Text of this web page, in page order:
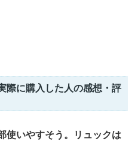
際に購入した人の感想・評
使いやすそう。リュックは